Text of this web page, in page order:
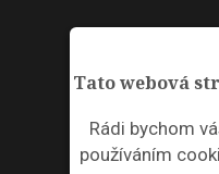
Tato webová
Rádi bychom
používáním